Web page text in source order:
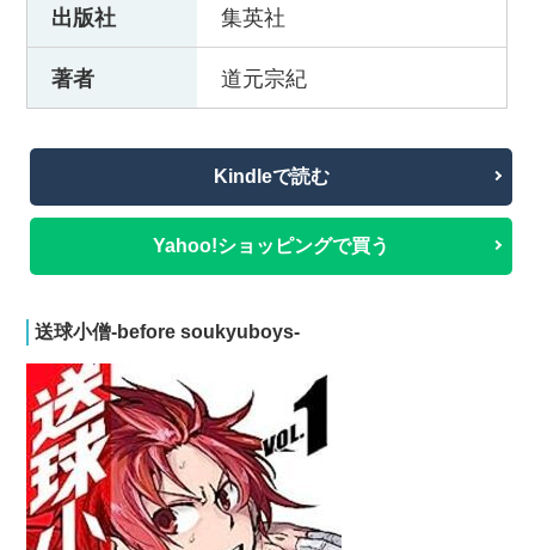
出版社 集英社
著者 道元宗紀
Kindleで読む
Yahoo!ショッピングで買う
送球小僧-before soukyuboys-